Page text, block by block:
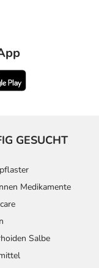
GESUCHT
Medikamente
Salbe